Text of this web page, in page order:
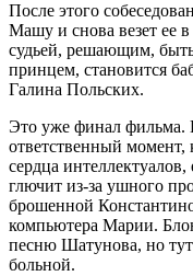
После этого
Машу и снова везет ее
судьей, решающим,
принцем, становится
Галина Польских.
Это уже финал фильма.
ответственный
сердца
глючит из-за ушного
брошенной
компьютера Марии.
песню Шатунова, но
больной.